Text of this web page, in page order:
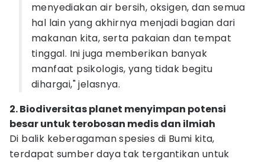
menyediakan air bersih, oksigen, dan semua
hal lain yang akhirnya menjadi bagian dari
makanan kita, serta pakaian dan tempat
tinggal. Ini juga memberikan banyak
manfaat psikologis, yang tidak begitu
dihargai," jelasnya.
2. Biodiversitas planet menyimpan potensi
besar untuk terobosan medis dan ilmiah
Di balik keberagaman spesies di Bumi kita,
terdapat sumber daya tak tergantikan untuk